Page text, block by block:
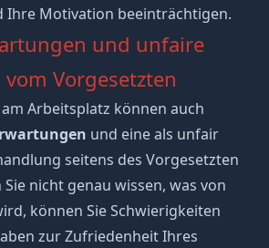
Ihre Motivation beeinträchtigen.
und unfaire
Vorgesetzten
Arbeitsplatz können auch
und eine als unfair
seitens des Vorgesetzten
nicht genau wissen, was von
können Sie Schwierigkeiten
zur Zufriedenheit Ihres